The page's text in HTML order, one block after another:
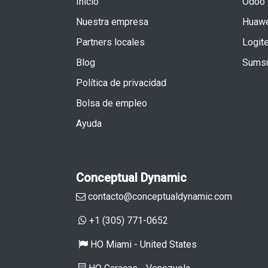
Conceptual Dynamic
contacto@conceptualdynamic.com
+1 (305) 771-0652
HO ​Miami - United States
Nuestra empresa
Partners locales
Blog
Política de privacidad
Bolsa de empleo
Ayuda